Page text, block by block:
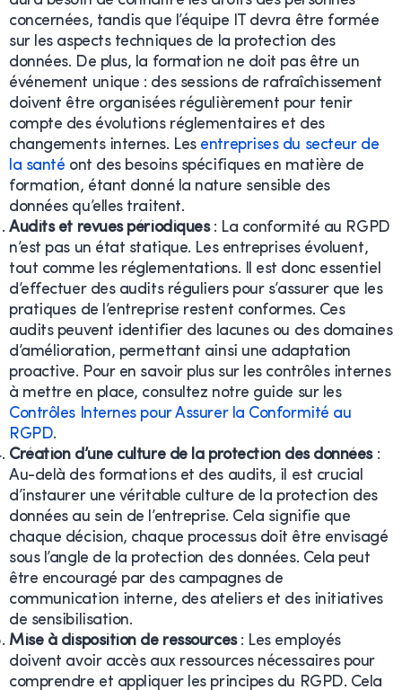
concernées, tandis que l’équipe IT devra être formée
sur les aspects techniques de la protection des
données. De plus, la formation ne doit pas être un
événement unique : des sessions de rafraîchissement
doivent être organisées régulièrement pour tenir
compte des évolutions réglementaires et des
changements internes. Les entreprises du secteur de
la santé ont des besoins spécifiques en matière de
formation, étant donné la nature sensible des
données qu’elles traitent.
Audits et revues périodiques: La conformité au RGPD
n’est pas un état statique. Les entreprises évoluent,
tout comme les réglementations. Il est donc essentiel
d’effectuer des audits réguliers pour s’assurer que les
pratiques de l’entreprise restent conformes. Ces
audits peuvent identifier des lacunes ou des domaines
d’amélioration, permettant ainsi une adaptation
proactive. Pour en savoir plus sur les contrôles internes
à mettre en place, consultez notre guide sur les
Contrôles Internes pour Assurer la Conformité au
RGPD.
Création d’une culture de la protection des données:
Au-delà des formations et des audits, il est crucial
d’instaurer une véritable culture de la protection des
données au sein de l’entreprise. Cela signifie que
chaque décision, chaque processus doit être envisagé
sous l’angle de la protection des données. Cela peut
être encouragé par des campagnes de
communication interne, des ateliers et des initiatives
de sensibilisation.
Mise à disposition de ressources: Les employés
doivent avoir accès aux ressources nécessaires pour
comprendre et appliquer les principes du RGPD. Cela